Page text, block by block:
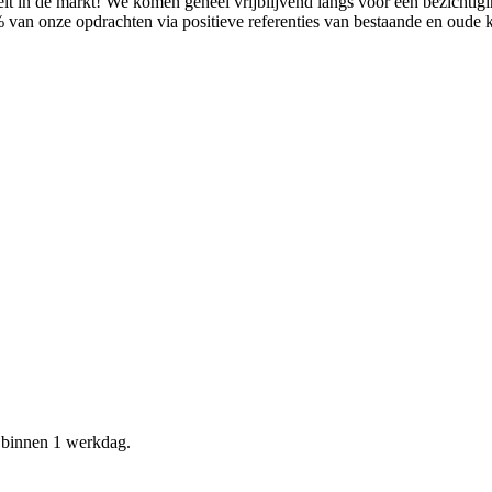
onze opdrachten via positieve referenties van bestaande en
1 werkdag.